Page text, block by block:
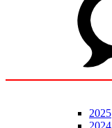
2025
2024